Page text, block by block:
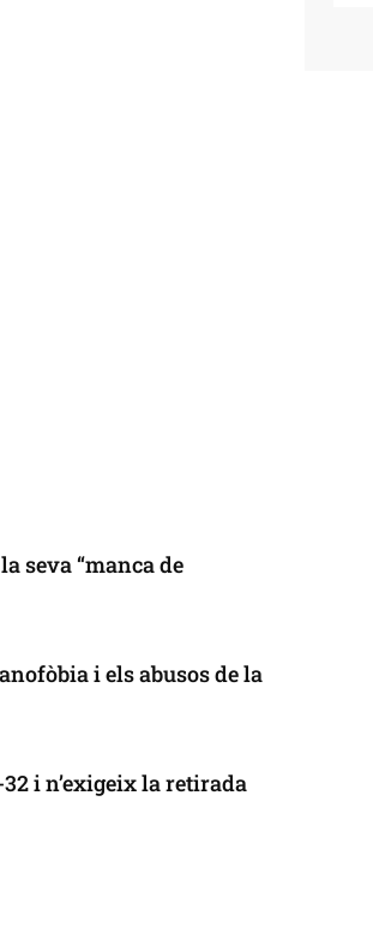
seva “manca de
i els abusos de la
i n’exigeix la retirada